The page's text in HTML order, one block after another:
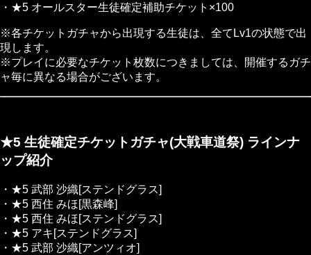
・★5 オールスター生徒確定補助チケット×100
※各チケットガチャから出現する生徒は、全てLv1の状態で出
現します。
※プレイに必要なチケット枚数につきましては、開催するガチ
ャ毎に異なる場合がございます。
★5 生徒確定チケットガチャ(大戦車道祭) ラインナ
ップ紹介
・★5 武部 沙織[ステンドグラス]
・★5 西住 みほ[黒森峰]
・★5 西住 みほ[ステンドグラス]
・★5 アキ[ステンドグラス]
・★5 武部 沙織[アンツィオ]